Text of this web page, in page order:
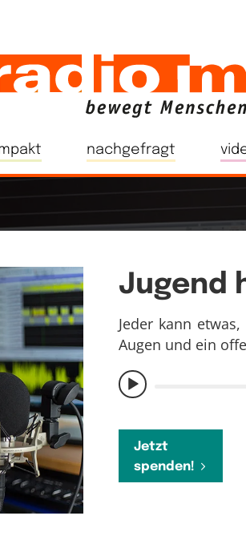
nachgefragt
Jugend
Jeder kann
Augen und ein
Jetzt
spenden!